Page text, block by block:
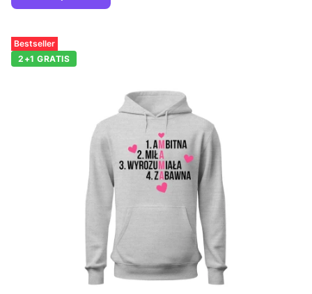
Bestseller
2+1 GRATIS